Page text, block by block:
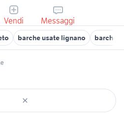
Vendi Messaggi
barche usate lignano barche